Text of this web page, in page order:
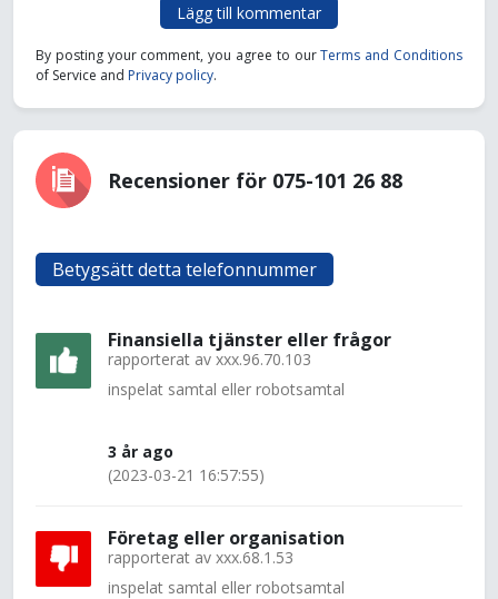
Lägg till kommentar
By posting your comment, you agree to ourTerms and Conditions
of Service and Privacy policy.
Recensioner för 075-101 26 88
Betygsätt detta telefonnummer
Finansiella tjänster eller frågor
rapporterat av xxx.96.70.103
inspelat samtal eller robotsamtal
3 år ago
(2023-03-21 16:57:55)
Företag eller organisation
rapporterat av xxx.68.1.53
inspelat samtal eller robotsamtal